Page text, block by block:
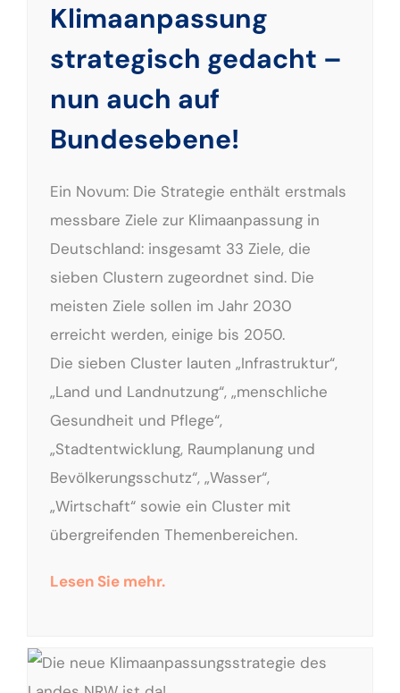
Klimaanpassung
strategisch gedacht –
nun auch auf
Bundesebene!
Ein Novum: Die Strategie enthält erstmals
messbare Ziele zur Klimaanpassung in
Deutschland: insgesamt 33 Ziele, die
sieben Clustern zugeordnet sind. Die
meisten Ziele sollen im Jahr 2030
erreicht werden, einige bis 2050.
Die sieben Cluster lauten „Infrastruktur“,
„Land und Landnutzung“, „menschliche
Gesundheit und Pflege“,
„Stadtentwicklung, Raumplanung und
Bevölkerungsschutz“, „Wasser“,
„Wirtschaft“ sowie ein Cluster mit
übergreifenden Themenbereichen.
Lesen Sie mehr.